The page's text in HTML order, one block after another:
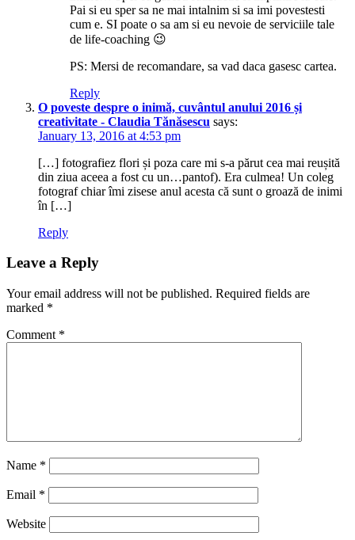
Pai si eu sper sa ne mai intalnim si sa imi povestesti
cum e. SI poate o sa am si eu nevoie de serviciile tale
de life-coaching 😉
PS: Mersi de recomandare, sa vad daca gasesc cartea.
Reply
O poveste despre o inimă, cuvântul anului 2016 și
creativitate - Claudia Tănăsescu says:
January 13, 2016 at 4:53 pm
[…] fotografiez flori și poza care mi s-a părut cea mai reușită
din ziua aceea a fost cu un…pantof). Era culmea! Un coleg
fotograf chiar îmi zisese anul acesta că sunt o groază de inimi
în […]
Reply
Leave a Reply
Your email address will not be published. Required fields are
marked *
Comment *
Name *
Email *
Website